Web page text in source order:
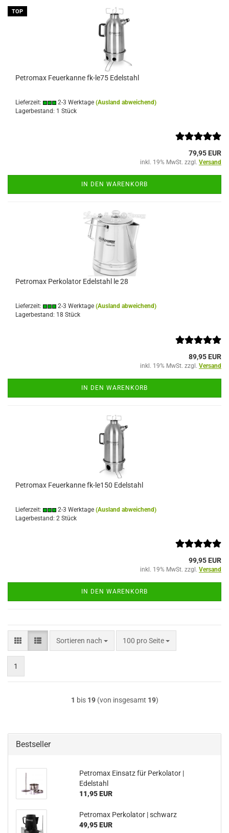
TOP
Petromax Feuerkanne fk-le75 Edelstahl
Lieferzeit: 2-3 Werktage (Ausland abweichend)
Lagerbestand: 1 Stück
79,95 EUR
inkl. 19% MwSt. zzgl. Versand
IN DEN WARENKORB
Petromax Perkolator Edelstahl le 28
Lieferzeit: 2-3 Werktage (Ausland abweichend)
Lagerbestand: 18 Stück
89,95 EUR
inkl. 19% MwSt. zzgl. Versand
IN DEN WARENKORB
Petromax Feuerkanne fk-le150 Edelstahl
Lieferzeit: 2-3 Werktage (Ausland abweichend)
Lagerbestand: 2 Stück
99,95 EUR
inkl. 19% MwSt. zzgl. Versand
IN DEN WARENKORB
Sortieren nach
Sortieren nach 100 pro Seite
pro Seite
1
1 bis 19(von insgesamt 19)
Bestseller
Petromax Einsatz für Perkolator |
Edelstahl
11,95 EUR
Petromax Perkolator | schwarz
49,95 EUR